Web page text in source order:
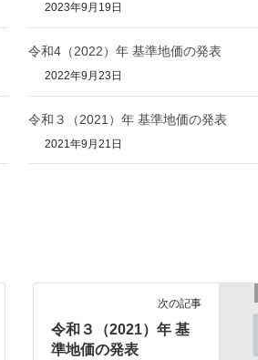
2023年9月19日
令和4（2022）年 基準地価の発表
2022年9月23日
令和３（2021）年 基準地価の発表
2021年9月21日
次の記事
令和３（2021）年 基
準地価の発表